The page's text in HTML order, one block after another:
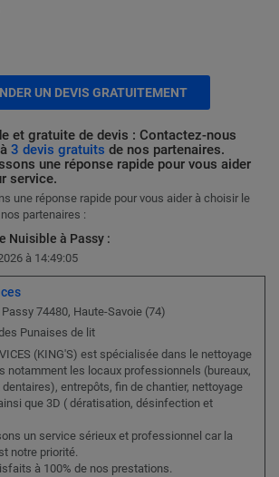
UN DEVIS GRATUITEMENT
et gratuite de devis : Contactez-nous
3 devis gratuits de nos partenaires.
une réponse rapide pour vous aider
service.
une réponse rapide pour vous aider à choisir le
partenaires :
Nuisible à Passy :
à 14:49:05
74480, Haute-Savoie (74)
Punaises de lit
(KING'S) est spécialisée dans le nettoyage
notamment les locaux professionnels (bureaux,
entrepôts, fin de chantier, nettoyage
que 3D ( dératisation, désinfection et
un service sérieux et professionnel car la
notre priorité.
à 100% de nos prestations.